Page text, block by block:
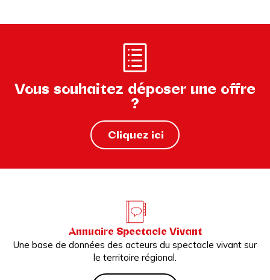
Vous souhaitez déposer une offre
?
Cliquez ici
Annuaire Spectacle Vivant
Une base de données des acteurs du spectacle vivant sur
le territoire régional.